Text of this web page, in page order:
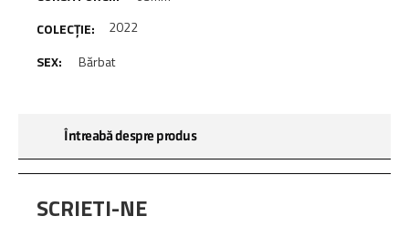
2022
Bărbat
Întreabă despre produs
SCRIETI-NE